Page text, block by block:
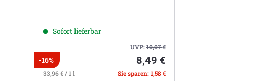
Sofort lieferbar
UVP:10,07€
-16% 8,49 €
33,96 € / 1 l Sie sparen: 1,58 €